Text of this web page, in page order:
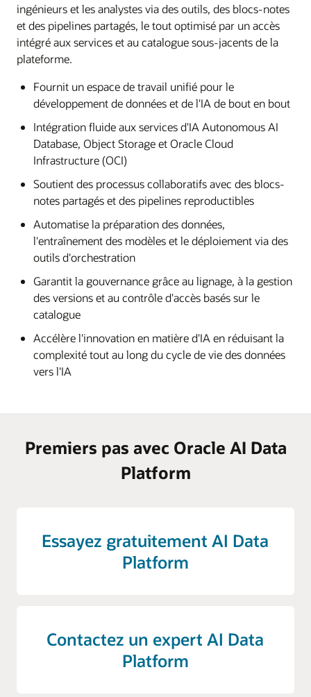
ingénieurs et les analystes via des outils, des blocs-notes
et des pipelines partagés, le tout optimisé par un accès
intégré aux services et au catalogue sous-jacents de la
plateforme.
Fournit un espace de travail unifié pour le
développement de données et de l'IA de bout en bout
Intégration fluide aux services d'IA Autonomous AI
Database, Object Storage et Oracle Cloud
Infrastructure (OCI)
Soutient des processus collaboratifs avec des blocs-
notes partagés et des pipelines reproductibles
Automatise la préparation des données,
l'entraînement des modèles et le déploiement via des
outils d'orchestration
Garantit la gouvernance grâce au lignage, à la gestion
des versions et au contrôle d'accès basés sur le
catalogue
Accélère l'innovation en matière d'IA en réduisant la
complexité tout au long du cycle de vie des données
vers l'IA
Premiers pas avec Oracle AI Data
Platform
Essayez gratuitement AI Data
Platform
Contactez un expert AI Data
Platform